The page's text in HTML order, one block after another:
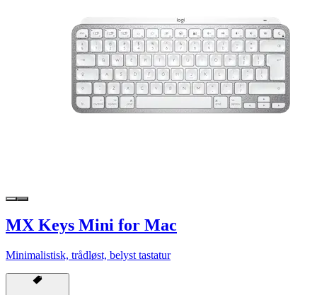
MX Keys Mini for Mac
Minimalistisk, trådløst, belyst tastatur